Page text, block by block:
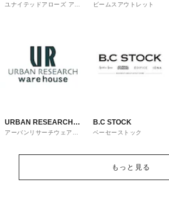
OUTLET
ユナイテッドアローズ アウ
ビームスアウトレット
URBAN RESEARCH
ware house
アーバンリサーチウェアハ
B.C STOCK
ベーセーストック
もっと見る